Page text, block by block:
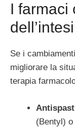
I farmaci
Se i
migliorare la
terapia
(Bentyl)